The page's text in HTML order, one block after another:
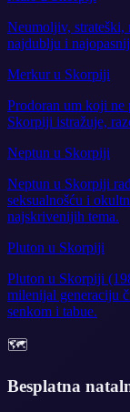
Neumoljiv, strateški,
najdublju i
Merkur u Skorpiji
Prodoran um koji ne
Skorpiji istražuje,
Neptun u Skorpiji
Neptun u Skorpiji
seksualnošću i
najskrivenijih tema.
Pluton u Skorpiji
Pluton u Skorpiji
milenijal generaciju
senkom i tabue.
🗺️
Besplatna